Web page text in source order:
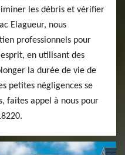
les débris et vérifier
Elagueur, nous
professionnels pour
en utilisant des
la durée de vie de
petites négligences se
faites appel à nous pour